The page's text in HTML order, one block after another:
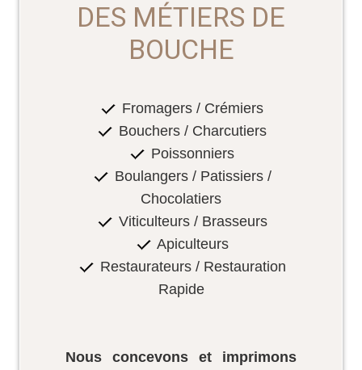
DES MÉTIERS DE
BOUCHE
Fromagers / Crémiers
Bouchers / Charcutiers
Poissonniers
Boulangers / Patissiers /
Chocolatiers
Viticulteurs / Brasseurs
Apiculteurs
Restaurateurs / Restauration
Rapide
Nous concevons et imprimons